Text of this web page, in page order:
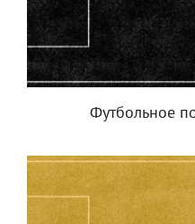
Футбольное